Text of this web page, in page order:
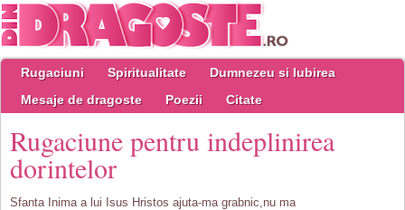
Rugaciuni Spiritualitate
Dumnezeu si Iubirea
Mesaje de dragoste
Poezii Citate
Rugaciune pentru indeplinirea
dorintelor
Sfanta Inima a lui Isus Hristos ajuta-ma grabnic,nu ma